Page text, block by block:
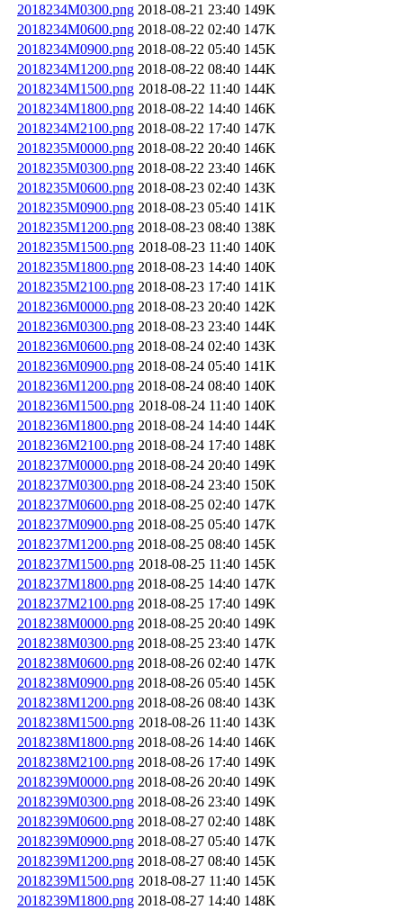
2018234M0300.png 2018-08-21 23:40 149K
2018234M0600.png 2018-08-22 02:40 147K
2018234M0900.png 2018-08-22 05:40 145K
2018234M1200.png 2018-08-22 08:40 144K
2018234M1500.png 2018-08-22 11:40 144K
2018234M1800.png 2018-08-22 14:40 146K
2018234M2100.png 2018-08-22 17:40 147K
2018235M0000.png 2018-08-22 20:40 146K
2018235M0300.png 2018-08-22 23:40 146K
2018235M0600.png 2018-08-23 02:40 143K
2018235M0900.png 2018-08-23 05:40 141K
2018235M1200.png 2018-08-23 08:40 138K
2018235M1500.png 2018-08-23 11:40 140K
2018235M1800.png 2018-08-23 14:40 140K
2018235M2100.png 2018-08-23 17:40 141K
2018236M0000.png 2018-08-23 20:40 142K
2018236M0300.png 2018-08-23 23:40 144K
2018236M0600.png 2018-08-24 02:40 143K
2018236M0900.png 2018-08-24 05:40 141K
2018236M1200.png 2018-08-24 08:40 140K
2018236M1500.png 2018-08-24 11:40 140K
2018236M1800.png 2018-08-24 14:40 144K
2018236M2100.png 2018-08-24 17:40 148K
2018237M0000.png 2018-08-24 20:40 149K
2018237M0300.png 2018-08-24 23:40 150K
2018237M0600.png 2018-08-25 02:40 147K
2018237M0900.png 2018-08-25 05:40 147K
2018237M1200.png 2018-08-25 08:40 145K
2018237M1500.png 2018-08-25 11:40 145K
2018237M1800.png 2018-08-25 14:40 147K
2018237M2100.png 2018-08-25 17:40 149K
2018238M0000.png 2018-08-25 20:40 149K
2018238M0300.png 2018-08-25 23:40 147K
2018238M0600.png 2018-08-26 02:40 147K
2018238M0900.png 2018-08-26 05:40 145K
2018238M1200.png 2018-08-26 08:40 143K
2018238M1500.png 2018-08-26 11:40 143K
2018238M1800.png 2018-08-26 14:40 146K
2018238M2100.png 2018-08-26 17:40 149K
2018239M0000.png 2018-08-26 20:40 149K
2018239M0300.png 2018-08-26 23:40 149K
2018239M0600.png 2018-08-27 02:40 148K
2018239M0900.png 2018-08-27 05:40 147K
2018239M1200.png 2018-08-27 08:40 145K
2018239M1500.png 2018-08-27 11:40 145K
2018239M1800.png 2018-08-27 14:40 148K